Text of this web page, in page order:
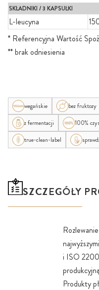
SKŁADNIKI / 3 KAPSUŁKI
L-leucyna
* Referencyjna Wartość
** brak odniesienia
wegańskie bez fruktozy
z fermentacji
100%
true-clean-label
SZCZEGÓŁY
i ISO
Produkty